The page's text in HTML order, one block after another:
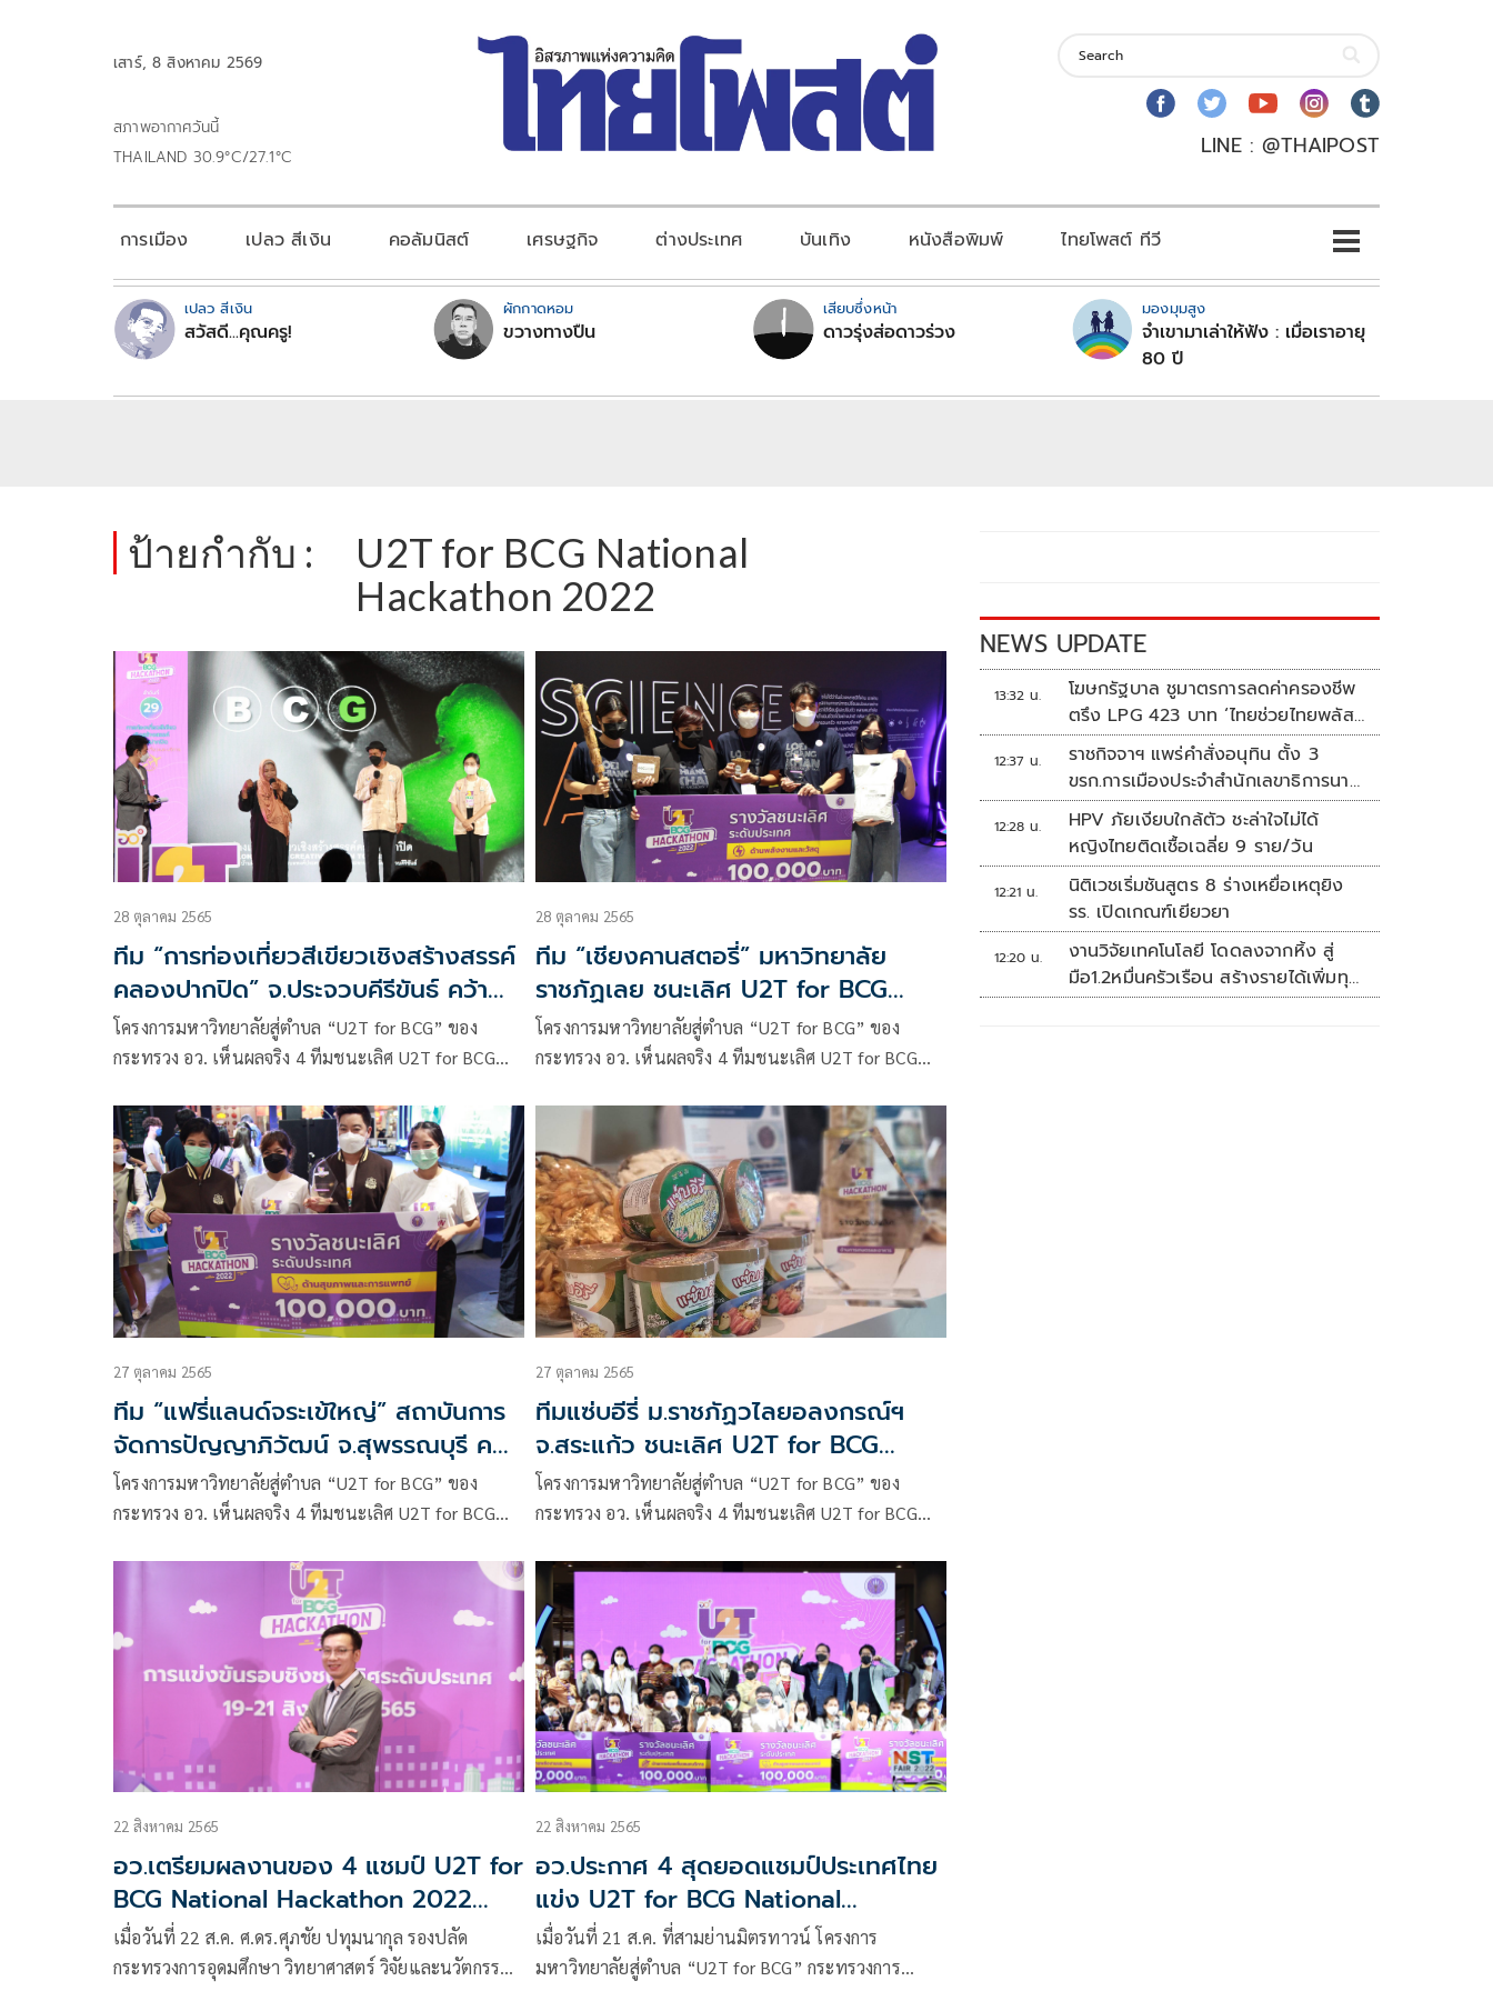
เสาร์, 8 สิงหาคม 2569
สภาพอากาศวันนี้
THAILAND 30.9°C/27.1°C
LINE : @THAIPOST
การเมือง เปลว สีเงิน คอลัมนิสต์ เศรษฐกิจ ต่างประเทศ บันเทิง หนังสือพิมพ์ ไทยโพสต์ ทีวี
เปลว สีเงิน
สวัสดี...คุณครู!
ผักกาดหอม
ขวางทางปืน
เสียบซึ่งหน้า
ดาวรุ่งส่อดาวร่วง
มองมุมสูง
จำเขามาเล่าให้ฟัง : เมื่อเราอายุ
80 ปี
ป้ายกำกับ :
U2T for BCG National
Hackathon 2022
28 ตุลาคม 2565
ทีม “การท่องเที่ยวสีเขียวเชิงสร้างสรรค์
คลองปากปิด” จ.ประจวบคีรีขันธ์ คว้า
รางวัลชนะเลิศ U2T for BCG National
Hackathon 2022 ด้านการท่องเที่ยว
พื้นที่สีเขียว
โครงการมหาวิทยาลัยสู่ตำบล “U2T for BCG” ของ
กระทรวง อว. เห็นผลจริง 4 ทีมชนะเลิศ U2T for BCG
ชาวบ้านสุดเจ๋ง
28 ตุลาคม 2565
ทีม “เชียงคานสตอรี่” มหาวิทยาลัย
ราชภัฏเลย ชนะเลิศ U2T for BCG
National Hackathon 2022 พัฒนา
เปลือกและกะลามะพร้าวเหลือทิ้งมา
ละ 100,000 บาท
โครงการมหาวิทยาลัยสู่ตำบล “U2T for BCG” ของ
กระทรวง อว. เห็นผลจริง 4 ทีมชนะเลิศ U2T for BCG
27 ตุลาคม 2565
ทีม “แฟรี่แลนด์จระเข้ใหญ่” สถาบันการ
จัดการปัญญาภิวัฒน์ จ.สุพรรณบุรี คว้า
ชนะเลิศ U2T for BCG National
Hackathon 2022 พัฒนาเศษซากปลา
ชิ้นส่วนของปลาผสมกาบา ช่วยผู้
ป่วยNCD
โครงการมหาวิทยาลัยสู่ตำบล “U2T for BCG” ของ
กระทรวง อว. เห็นผลจริง 4 ทีมชนะเลิศ U2T for BCG
27 ตุลาคม 2565
ทีมแซ่บอีรี่ ม.ราชภัฏวไลยอลงกรณ์ฯ
จ.สระแก้ว ชนะเลิศ U2T for BCG
National Hackathon 2022 สุดเจ๋ง
พัฒนาเส้นบะหมี่อบแห้งผสมโปรตีนจาก
โครงการมหาวิทยาลัยสู่ตำบล “U2T for BCG” ของ
กระทรวง อว. เห็นผลจริง 4 ทีมชนะเลิศ U2T for BCG
22 สิงหาคม 2565
อว.เตรียมผลงานของ 4 แชมป์ U2T for
BCG National Hackathon 2022
ระดับประเทศ ไปเป็น “ต้นแบบ” การ
พัฒนาในพื้นที่อื่น
เมื่อวันที่ 22 ส.ค. ศ.ดร.ศุภชัย ปทุมนากุล รองปลัด
กระทรวงการอุดมศึกษา วิทยาศาสตร์ วิจัยและนวัตกรรม
22 สิงหาคม 2565
อว.ประกาศ 4 สุดยอดแชมป์ประเทศไทย
แข่ง U2T for BCG National
Hackathon 2022
เมื่อวันที่ 21 ส.ค. ที่สามย่านมิตรทาวน์ โครงการ
มหาวิทยาลัยสู่ตำบล “U2T for BCG” กระทรวงการ
NEWS UPDATE
13:32 น.
โฆษกรัฐบาล ชูมาตรการลดค่าครองชีพ
ตรึง LPG 423 บาท ‘ไทยช่วยไทยพลัส’
ดันเงินหมุนแสนล้าน
12:37 น.
ราชกิจจาฯ แพร่คำสั่งอนุทิน ตั้ง 3
ขรก.การเมืองประจำสำนักเลขาธิการนา
ยกฯ
12:28 น.
HPV ภัยเงียบใกล้ตัว ชะล่าใจไม่ได้
หญิงไทยติดเชื้อเฉลี่ย 9 ราย/วัน
12:21 น.
นิติเวชเริ่มชันสูตร 8 ร่างเหยื่อเหตุยิง
รร. เปิดเกณฑ์เยียวยา
12:20 น.
งานวิจัยเทคโนโลยี โดดลงจากหิ้ง สู่
มือ1.2หมื่นครัวเรือน สร้างรายได้เพิ่มทุก
เดือน